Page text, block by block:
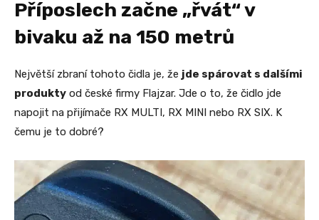
Příposlech začne „řvát“ v
bivaku až na 150 metrů
Největší zbraní tohoto čidla je, že jde spárovat s dalšími
produkty od české firmy Flajzar. Jde o to, že čidlo jde
napojit na přijímače RX MULTI, RX MINI nebo RX SIX. K
čemu je to dobré?